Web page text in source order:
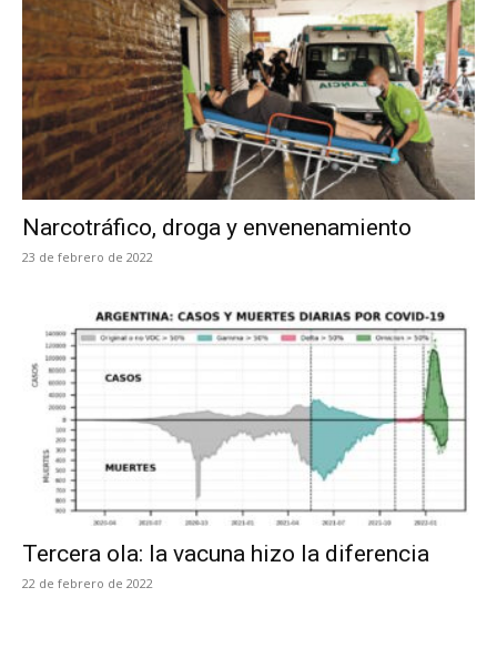
Narcotráfico, droga y envenenamiento
23 de febrero de 2022
Tercera ola: la vacuna hizo la diferencia
22 de febrero de 2022